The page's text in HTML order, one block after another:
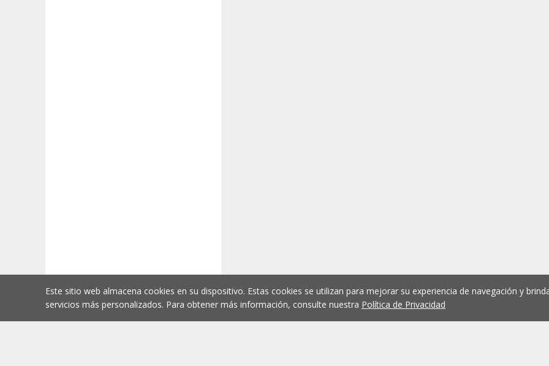
Este sitio web almacena cookies en su dispositivo. Estas cookies se utilizan para mejorar su experiencia de navegación y
servicios más personalizados. Para obtener más información, consulte nuestra Política de Privacidad